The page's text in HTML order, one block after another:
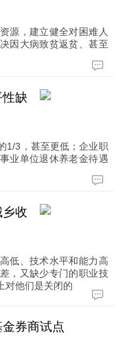
源，建立健全对困难人
因大病致贫返贫、甚至
性缺
1/3，甚至更低；企业职
业单位退休养老金待遇
收
低、技术水平和能力高
，又缺少专门的职业技
对他们是关闭的
券商试点